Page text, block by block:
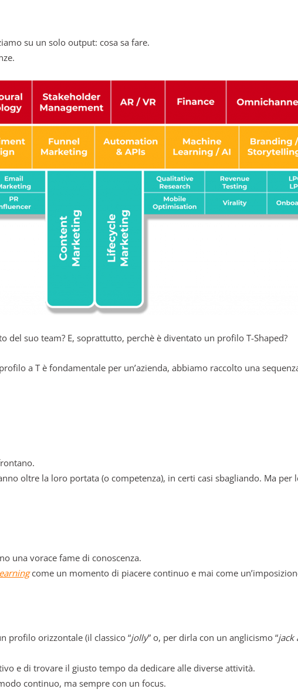
su un solo output: cosa sa fare.
del suo team? E, soprattutto, perchè è diventato un profilo T-Shaped?
a T è fondamentale per un’azienda, abbiamo raccolto una
oltre la loro portata (o competenza), in certi casi sbagliando. Ma
una vorace fame di conoscenza.
come un momento di piacere continuo e mai come
profilo orizzontale (il classico “jolly” o, per dirla con un anglicismo “jack
e di trovare il giusto tempo da dedicare alle diverse attività.
continuo, ma sempre con un focus.